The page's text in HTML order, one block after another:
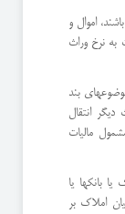
اموال و
به نرخ وراث
موضوعهای بند
دیگر انتقال
مالیات
یا بانکها یا
املاک بر